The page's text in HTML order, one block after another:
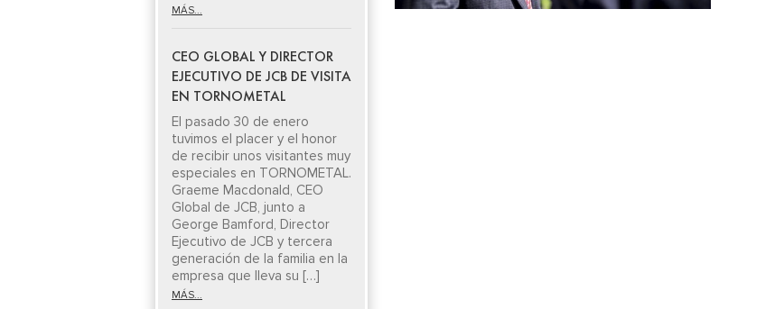
MÁS...
CEO GLOBAL Y DIRECTOR
EJECUTIVO DE JCB DE VISITA
EN TORNOMETAL
El pasado 30 de enero
tuvimos el placer y el honor
de recibir unos visitantes muy
especiales en TORNOMETAL.
Graeme Macdonald, CEO
Global de JCB, junto a
George Bamford, Director
Ejecutivo de JCB y tercera
generación de la familia en la
empresa que lleva su […]
MÁS...